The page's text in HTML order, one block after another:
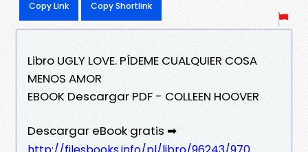
Copy Link Copy Shortlink
Libro UGLY LOVE. PÍDEME CUALQUIER COSA
MENOS AMOR
EBOOK Descargar PDF - COLLEEN HOOVER
Descargar eBook gratis ➡